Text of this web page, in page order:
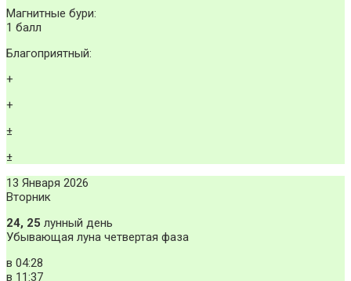
Магнитные бури:
1 балл
Благоприятный:
+
+
±
±
13 Января 2026
Вторник
24, 25 лунный день
Убывающая луна четвертая фаза
в 04:28
в 11:37